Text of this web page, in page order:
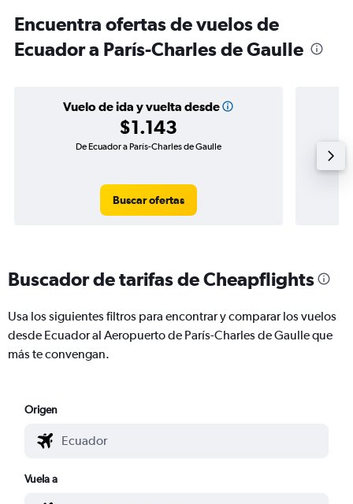
Encuentra ofertas de vuelos de
Ecuador a París-Charles de Gaulle
Vuelo de ida y vuelta desde
$1.143
De Ecuador a París-Charles de Gaulle
Buscar ofertas
Buscador de tarifas de Cheapflights
Usa los siguientes filtros para encontrar y comparar los vuelos
desde Ecuador al Aeropuerto de París-Charles de Gaulle que
más te convengan.
Origen
Vuela a